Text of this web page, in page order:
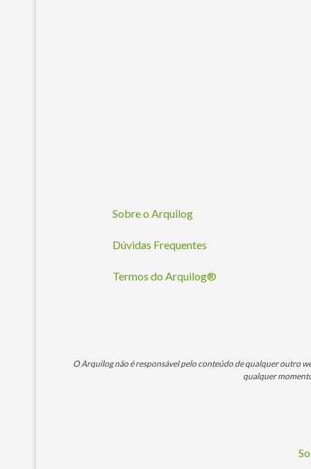
Sobre o Arquilog
Dúvidas Frequentes
Termos do Arquilog®
O Arquilog não é responsável pelo conteúdo de qualquer outro
qualquer